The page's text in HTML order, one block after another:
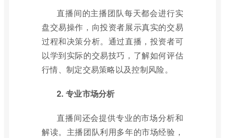
直播间的主播团队每天都会进行实
盘交易操作，向投资者展示真实的交易
过程和决策分析。通过直播，投资者可
以学到实际的交易技巧，了解如何评估
行情、制定交易策略以及控制风险。
2. 专业市场分析
直播间还会提供专业的市场分析和
解读。主播团队利用多年的市场经验，